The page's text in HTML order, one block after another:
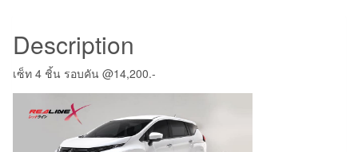
Description
เซ็ท 4 ชิ้น รอบคัน @14,200.-